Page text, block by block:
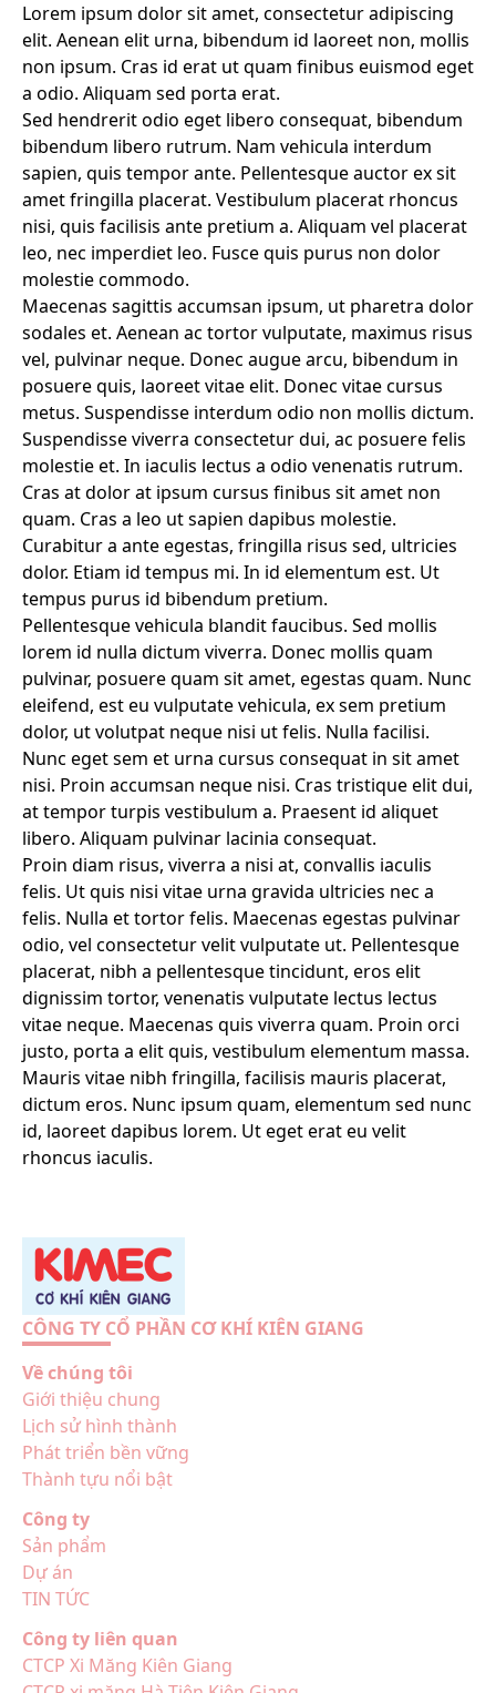
Lorem ipsum dolor sit amet, consectetur adipiscing
elit. Aenean elit urna, bibendum id laoreet non, mollis
non ipsum. Cras id erat ut quam finibus euismod eget
a odio. Aliquam sed porta erat.
Sed hendrerit odio eget libero consequat, bibendum
bibendum libero rutrum. Nam vehicula interdum
sapien, quis tempor ante. Pellentesque auctor ex sit
amet fringilla placerat. Vestibulum placerat rhoncus
nisi, quis facilisis ante pretium a. Aliquam vel placerat
leo, nec imperdiet leo. Fusce quis purus non dolor
molestie commodo.
Maecenas sagittis accumsan ipsum, ut pharetra dolor
sodales et. Aenean ac tortor vulputate, maximus risus
vel, pulvinar neque. Donec augue arcu, bibendum in
posuere quis, laoreet vitae elit. Donec vitae cursus
metus. Suspendisse interdum odio non mollis dictum.
Suspendisse viverra consectetur dui, ac posuere felis
molestie et. In iaculis lectus a odio venenatis rutrum.
Cras at dolor at ipsum cursus finibus sit amet non
quam. Cras a leo ut sapien dapibus molestie.
Curabitur a ante egestas, fringilla risus sed, ultricies
dolor. Etiam id tempus mi. In id elementum est. Ut
tempus purus id bibendum pretium.
Pellentesque vehicula blandit faucibus. Sed mollis
lorem id nulla dictum viverra. Donec mollis quam
pulvinar, posuere quam sit amet, egestas quam. Nunc
eleifend, est eu vulputate vehicula, ex sem pretium
dolor, ut volutpat neque nisi ut felis. Nulla facilisi.
Nunc eget sem et urna cursus consequat in sit amet
nisi. Proin accumsan neque nisi. Cras tristique elit dui,
at tempor turpis vestibulum a. Praesent id aliquet
libero. Aliquam pulvinar lacinia consequat.
Proin diam risus, viverra a nisi at, convallis iaculis
felis. Ut quis nisi vitae urna gravida ultricies nec a
felis. Nulla et tortor felis. Maecenas egestas pulvinar
odio, vel consectetur velit vulputate ut. Pellentesque
placerat, nibh a pellentesque tincidunt, eros elit
dignissim tortor, venenatis vulputate lectus lectus
vitae neque. Maecenas quis viverra quam. Proin orci
justo, porta a elit quis, vestibulum elementum massa.
Mauris vitae nibh fringilla, facilisis mauris placerat,
dictum eros. Nunc ipsum quam, elementum sed nunc
id, laoreet dapibus lorem. Ut eget erat eu velit
rhoncus iaculis.
CÔNG TY CỔ PHẦN CƠ KHÍ KIÊN GIANG
Về chúng tôi
Giới thiệu chung
Lịch sử hình thành
Phát triển bền vững
Thành tựu nổi bật
Công ty
Sản phẩm
Dự án
TIN TỨC
Công ty liên quan
CTCP Xi Măng Kiên Giang